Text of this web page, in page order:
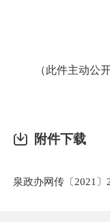
（此件主动公
附件下载
泉政办网传〔2021〕